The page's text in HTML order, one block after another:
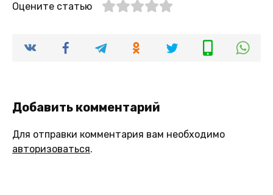
Оцените статью
Добавить комментарий
Для отправки комментария вам необходимо
авторизоваться.